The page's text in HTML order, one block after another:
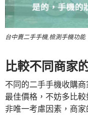
台中賣二手手機,檢測手機功能
比較不同商家
不同的二手手機收購
最佳價格，不妨多比
非唯一考慮因素，商